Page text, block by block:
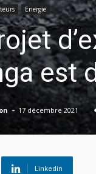
Energie
est
- 17 décembre 2021
Linkedin